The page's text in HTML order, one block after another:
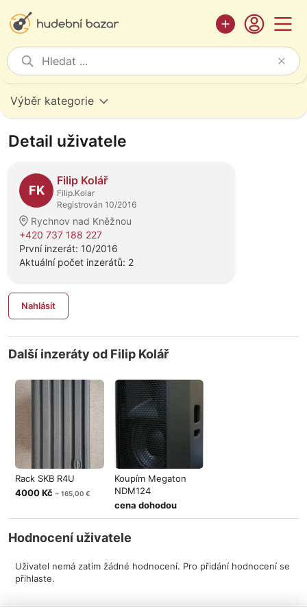
Výběr kategorie
Detail uživatele
FK
Filip Kolář
Filip.Kolar
Registrován 10/2016
Rychnov nad Kněžnou
+420 737 188 227
První inzerát: 10/2016
Aktuální počet inzerátů: 2
Nahlásit
Další inzeráty od Filip Kolář
Rack SKB R4U
4000 Kč ~ 165,00 €
Koupím Megaton
NDM124
cena dohodou
Hodnocení uživatele
Uživatel nemá zatím žádné hodnocení. Pro přidání hodnocení se
přihlaste.